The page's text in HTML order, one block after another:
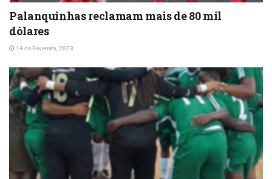
Palanquinhas reclamam mais de 80 mil
dólares
14 de Fevereiro, 2023